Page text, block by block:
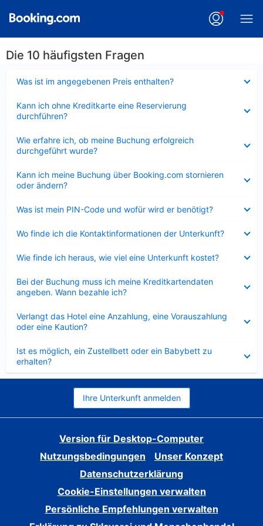
Die 10 häufigsten Fragen
Was ist im angegebenen Preis enthalten?
Kann ich ohne Kreditkarte eine Reservierung
durchführen?
Wie erfahre ich, ob meine Buchung erfolgreich
durchgeführt wurde?
Kann ich meine Buchung über Booking.com stornieren
oder ändern?
Was ist mein PIN-Code und wofür wird er benötigt?
Wo finde ich die Kontaktinformationen der Unterkunft?
Wie finde ich heraus, wie viel eine Unterkunft kostet?
Bei der Buchung muss ich meine Kreditkartendaten
angeben. Wann bezahle ich?
Verlangt das Hotel eine Anzahlung, eine Vorauszahlung
oder eine Kaution?
Ist es möglich, ein Zustellbett oder ein Babybett zu
erhalten?
Ihre Unterkunft anmelden
Version für Desktop-Computer
Nutzungsbedingungen
Unser Konzept
Datenschutzerklärung
Cookie-Einstellungen verwalten
Persönliche Empfehlungen verwalten